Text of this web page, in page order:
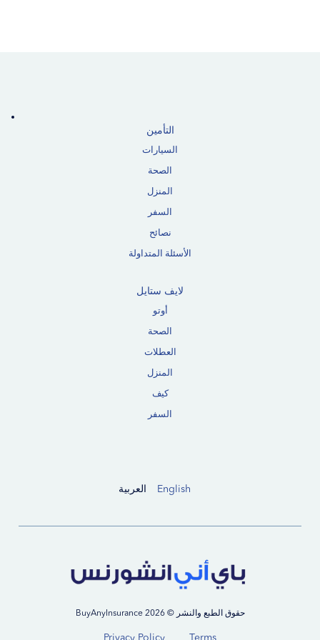
التأمين
السيارات
الصحة
المنزل
السفر
نصائح
الأسئلة المتداولة
لايف ستايل
أوتو
الصحة
العطلات
المنزل
كيف
السفر
English العربية
حقوق الطبع والنشر © 2026 BuyAnyInsurance